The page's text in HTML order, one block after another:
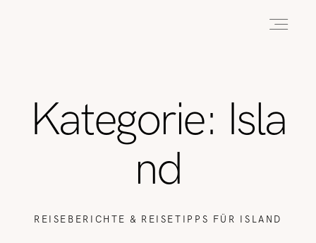
Kategorie: Isla
nd
REISEBERICHTE & REISETIPPS FÜR ISLAND